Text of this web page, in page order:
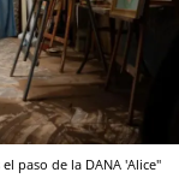
paso de la DANA 'Alice"